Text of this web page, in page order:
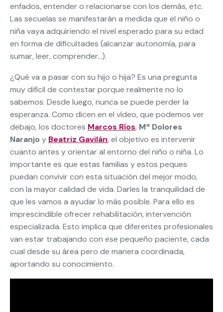
enfados, entender o relacionarse con los demás, etc.
Las secuelas se manifestarán a medida que el niño o
niña vaya adquiriendo el nivel esperado para su edad
en forma de dificultades (alcanzar autonomía, para
sumar, leer, comprender…).
¿Qué va a pasar con su hijo o hija? Es una pregunta
muy difícil de contestar porque realmente no lo
sabemos. Desde luego, nunca se puede perder la
esperanza. Como dicen en el vídeo, que podemos ver
debajo, los doctores Marcos Ríos, Mª Dolores
Naranjo y Beatriz Gavilán, el objetivo es intervenir
cuanto antes y orientar al entorno del niño o niña. Lo
importante es que estas familias y estos peques
puedan convivir con esta situación del mejor modo,
con la mayor calidad de vida. Darles la tranquilidad de
que les vamos a ayudar lo más posible. Para ello es
imprescindible ofrecer rehabilitación, intervención
especializada. Esto implica que diferentes profesionales
van estar trabajando con ese pequeño paciente, cada
cual desde su área pero de manera coordinada,
aportando su conocimiento.